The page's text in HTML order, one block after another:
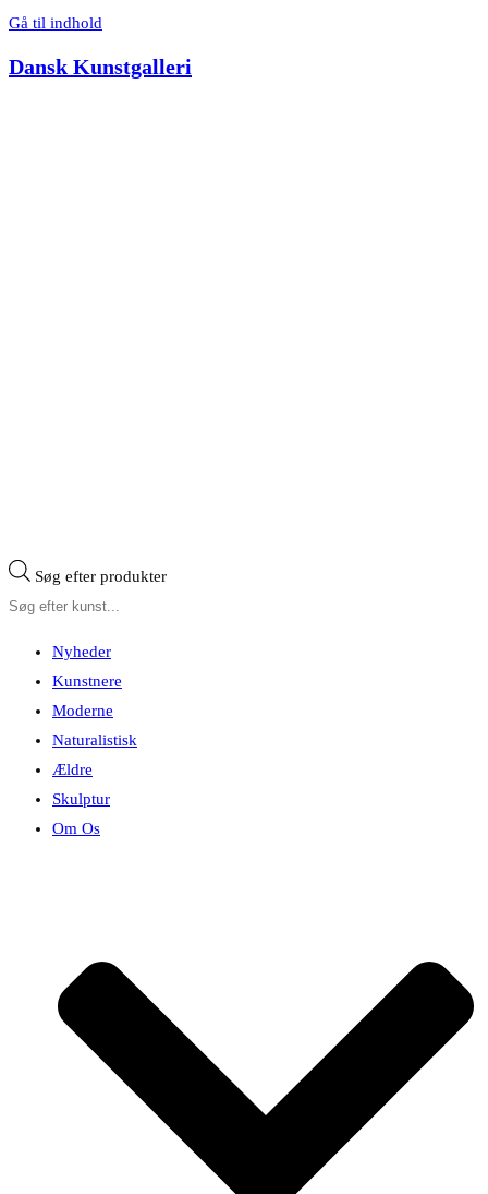
Gå til indhold
Dansk Kunstgalleri
Søg efter produkter
Nyheder
Kunstnere
Moderne
Naturalistisk
Ældre
Skulptur
Om Os